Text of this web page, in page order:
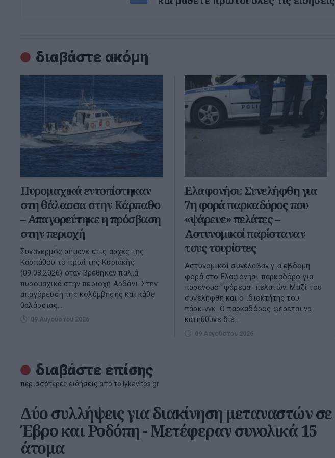
διαβάστε ακόμη
Πυρομαχικά εντοπίστηκαν
στη θάλασσα στην Κάρπαθο
– Απαγορεύτηκε η πρόσβαση
στην περιοχή
Συναγερμός σήμανε στις αρχές της
Καρπάθου το πρωί της Κυριακής
(09.08.2026) όταν βρέθηκαν παλιά
πυρομαχικά στην περιοχή Αρδάνι. Στην
απαγόρευση της κολύμβησης και κάθε
θαλάσσιας...
09 Αυγούστου 2026
Ελαφονήσι: Συνελήφθη για
7η φορά παρκαδόρος που
«ψάρευε» πελάτες –
Αστυνομικοί παρίσταναν
τους τουρίστες
Αστυνομικοί συνέλαβαν για έβδομη
φορά στο Ελαφονήσι παρκαδόρο για
παράνομο "ψάρεμα" πελατών. Μαζί του
συνελήφθη και ο ιδιοκτήτης του
πάρκινγκ. Ο παρκαδόρος φέρεται να
κατηύθυνε διε...
09 Αυγούστου 2026
διαβάστε επίσης
περισσότερες ειδήσεις από το lykavitos.gr
Δύο συλλήψεις για διακίνηση μεταναστών σε
Έβρο και Ροδόπη - Μετέφεραν συνολικά 15
άτομα